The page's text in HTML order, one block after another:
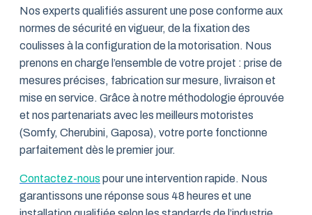
Nos experts qualifiés assurent une pose conforme aux
normes de sécurité en vigueur, de la fixation des
coulisses à la configuration de la motorisation. Nous
prenons en charge l’ensemble de votre projet : prise de
mesures précises, fabrication sur mesure, livraison et
mise en service. Grâce à notre méthodologie éprouvée
et nos partenariats avec les meilleurs motoristes
(Somfy, Cherubini, Gaposa), votre porte fonctionne
parfaitement dès le premier jour.
Contactez-nous pour une intervention rapide. Nous
garantissons une réponse sous 48 heures et une